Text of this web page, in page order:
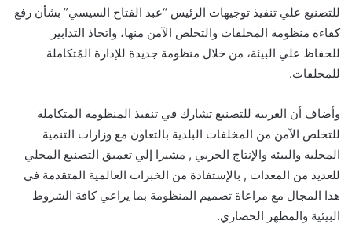
للتصنيع علي تنفيذ توجيهات الرئيس “عبد الفتاح السيسي” بشأن رفع
كفاءة منظومة المخلفات والتخلص الآمن منها، واتخاذ التدابير
للحفاظ علي البيئة، من خلال منظومة جديدة للإدارة المُتكاملة
للمخلفات.
وأضاف أن العربية للتصنيع تشارك في تنفيذ المنظومة المتكاملة
للتخلص الآمن من المخلفات البلدية بالتعاون مع وزارات التنمية
المحلية والبيئة والإنتاج الحربي , مشيرا إلي تعميق التصنيع المحلي
للعديد من المعدات , بالإستفادة من الخبرات العالمية المتقدمة في
هذا المجال مع مراعاة تصميم المنظومة بما يراعي كافة الشروط
البيئية والمظهر الحضاري.